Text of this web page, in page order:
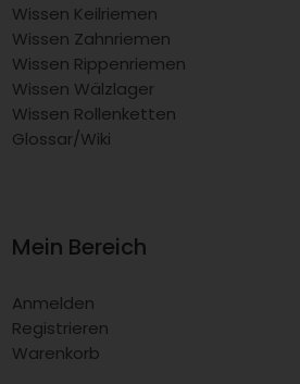
Wissen Keilriemen
Wissen Zahnriemen
Wissen Rippenriemen
Wissen Wälzlager
Wissen Rollenketten
Glossar/Wiki
Mein Bereich
Anmelden
Registrieren
Warenkorb